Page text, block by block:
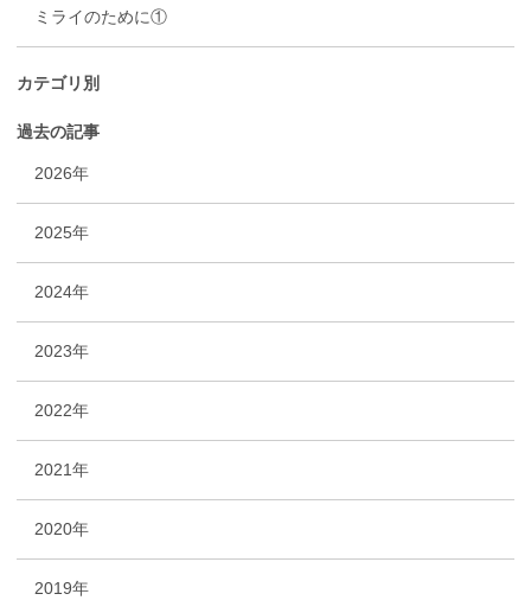
ミライのために①
カテゴリ別
過去の記事
2026年
2025年
2024年
2023年
2022年
2021年
2020年
2019年